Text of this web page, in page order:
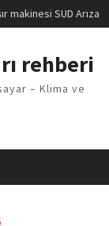
buzdolabı E1 Arıza
Regal kombi
rehberi
– Klima ve